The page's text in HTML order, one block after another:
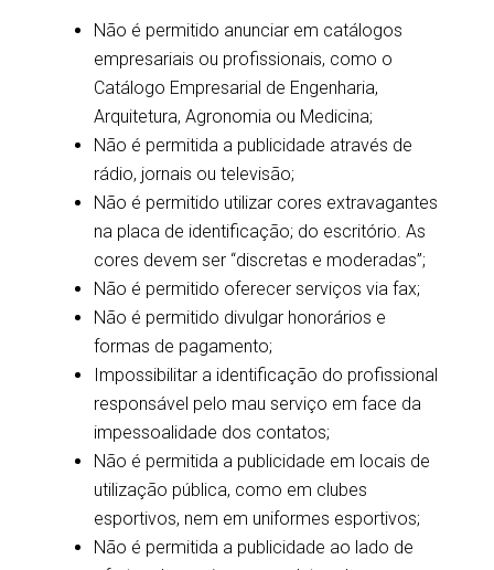
Não é permitido anunciar em catálogos
empresariais ou profissionais, como o
Catálogo Empresarial de Engenharia,
Arquitetura, Agronomia ou Medicina;
Não é permitida a publicidade através de
rádio, jornais ou televisão;
Não é permitido utilizar cores extravagantes
na placa de identificação; do escritório. As
cores devem ser “discretas e moderadas”;
Não é permitido oferecer serviços via fax;
Não é permitido divulgar honorários e
formas de pagamento;
Impossibilitar a identificação do profissional
responsável pelo mau serviço em face da
impessoalidade dos contatos;
Não é permitida a publicidade em locais de
utilização pública, como em clubes
esportivos, nem em uniformes esportivos;
Não é permitida a publicidade ao lado de